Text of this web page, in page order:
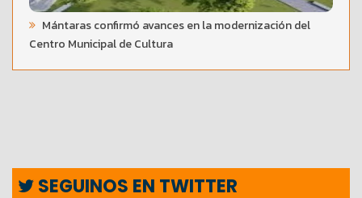
Mántaras confirmó avances en la modernización del
Centro Municipal de Cultura
SEGUINOS EN TWITTER